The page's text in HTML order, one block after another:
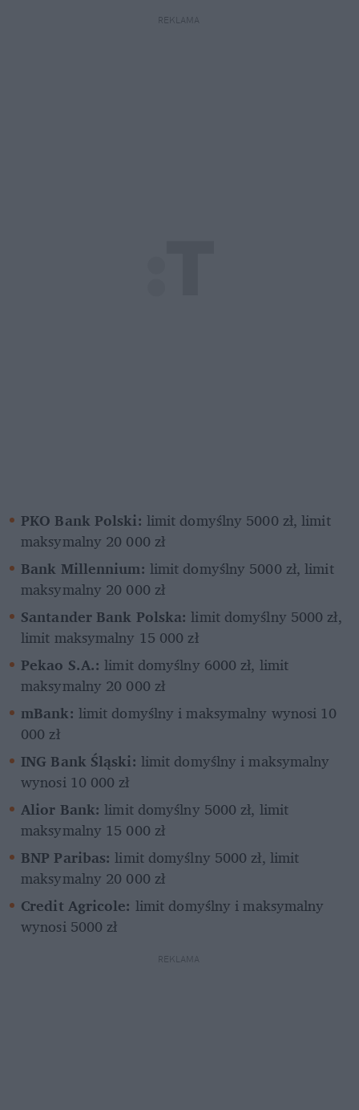
REKLAMA
PKO Bank Polski: limit domyślny 5000 zł, limit
maksymalny 20 000 zł
Bank Millennium: limit domyślny 5000 zł, limit
maksymalny 20 000 zł
Santander Bank Polska: limit domyślny 5000 zł,
limit maksymalny 15 000 zł
Pekao S.A.: limit domyślny 6000 zł, limit
maksymalny 20 000 zł
mBank: limit domyślny i maksymalny wynosi 10
000 zł
ING Bank Śląski: limit domyślny i maksymalny
wynosi 10 000 zł
Alior Bank: limit domyślny 5000 zł, limit
maksymalny 15 000 zł
BNP Paribas: limit domyślny 5000 zł, limit
maksymalny 20 000 zł
Credit Agricole: limit domyślny i maksymalny
wynosi 5000 zł
REKLAMA